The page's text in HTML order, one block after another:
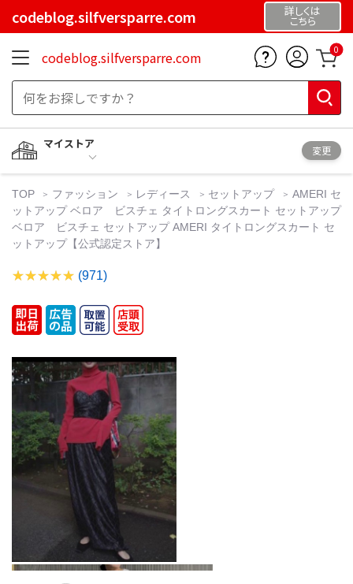
codeblog.silfversparre.com 詳しくは
こちら
codeblog.silfversparre.com 0
マイストア
変更
TOP ファッション レディース セットアップ
AMERI セ
ットアップ ベロア ビスチェ タイトロングスカート セットアップ
ベロア ビスチェ セットアップ AMERI タイトロングスカート セ
ットアップ【公式認定ストア】
(971)